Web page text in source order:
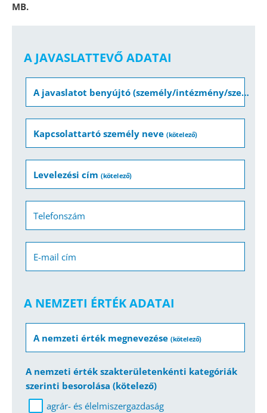
MB.
A JAVASLATTEVŐ ADATAI
A javaslatot benyújtó (személy/intézmény/szervezet/vállalkozás) neve
Kapcsolattartó személy neve (kötelező)
Levelezési cím (kötelező)
Telefonszám
E-mail cím
A NEMZETI ÉRTÉK ADATAI
A nemzeti érték megnevezése (kötelező)
A nemzeti érték szakterületenkénti kategóriák
szerinti besorolása (kötelező)
agrár- és élelmiszergazdaság